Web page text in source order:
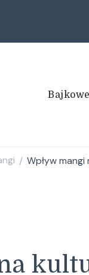
/ Wpływ mangi